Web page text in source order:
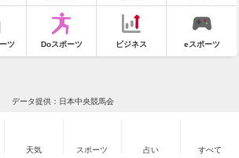
ツ Doスポーツ ビジネス eスポーツ
データ提供：日本中央競馬会
天気 スポーツ 占い すべて